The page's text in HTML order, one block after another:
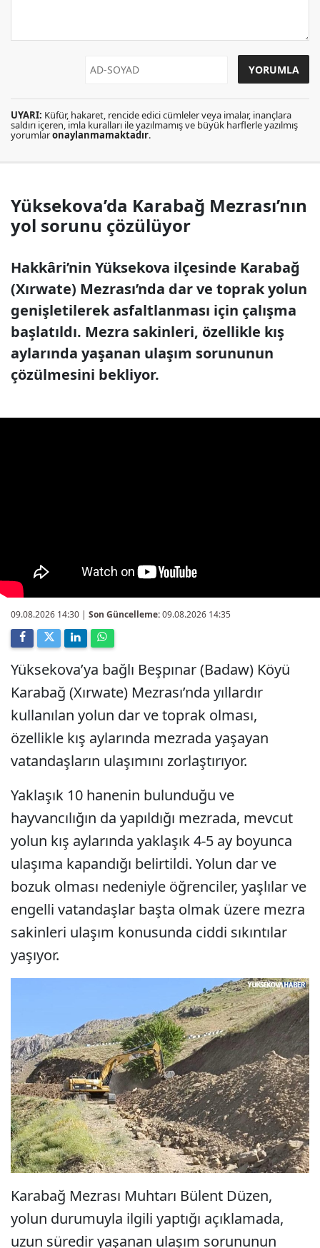
UYARI: Küfür, hakaret, rencide edici cümleler veya imalar, inançlara
saldırı içeren, imla kuralları ile yazılmamış ve büyük harflerle yazılmış
yorumlaronaylanmamaktadır.
Yüksekova’da Karabağ Mezrası’nın
yol sorunu çözülüyor
Hakkâri’nin Yüksekova ilçesinde Karabağ
(Xırwate) Mezrası’nda dar ve toprak yolun
genişletilerek asfaltlanması için çalışma
başlatıldı. Mezra sakinleri, özellikle kış
aylarında yaşanan ulaşım sorununun
çözülmesini bekliyor.
09.08.2026 14:30 | Son Güncelleme:09.08.2026 14:35
Yüksekova’ya bağlı Beşpınar (Badaw) Köyü
Karabağ (Xırwate) Mezrası’nda yıllardır
kullanılan yolun dar ve toprak olması,
özellikle kış aylarında mezrada yaşayan
vatandaşların ulaşımını zorlaştırıyor.
Yaklaşık 10 hanenin bulunduğu ve
hayvancılığın da yapıldığı mezrada, mevcut
yolun kış aylarında yaklaşık 4-5 ay boyunca
ulaşıma kapandığı belirtildi. Yolun dar ve
bozuk olması nedeniyle öğrenciler, yaşlılar ve
engelli vatandaşlar başta olmak üzere mezra
sakinleri ulaşım konusunda ciddi sıkıntılar
yaşıyor.
Karabağ Mezrası Muhtarı Bülent Düzen,
yolun durumuyla ilgili yaptığı açıklamada,
uzun süredir yaşanan ulaşım sorununun